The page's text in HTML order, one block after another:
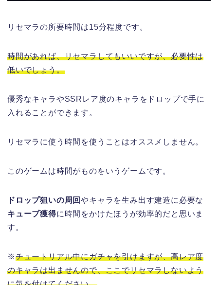
リセマラの所要時間は15分程度です。
時間があれば、リセマラしてもいいですが、必要性は
低いでしょう。
優秀なキャラやSSRレア度のキャラをドロップで手に
入れることができます。
リセマラに使う時間を使うことはオススメしません。
このゲームは時間がものをいうゲームです。
ドロップ狙いの周回やキャラを生み出す建造に必要な
キューブ獲得に時間をかけたほうが効率的だと思いま
す。
※チュートリアル中にガチャを引けますが、高レア度
のキャラは出ませんので、ここでリセマラしないよう